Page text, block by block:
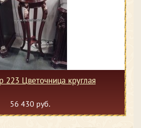
223 Цветочница круглая
56 430 руб.